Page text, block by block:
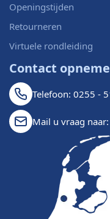
Openingstijden
Retourneren
Virtuele rondleiding
Contact
Telefoon: 0255 -
Mail u vraag naar: